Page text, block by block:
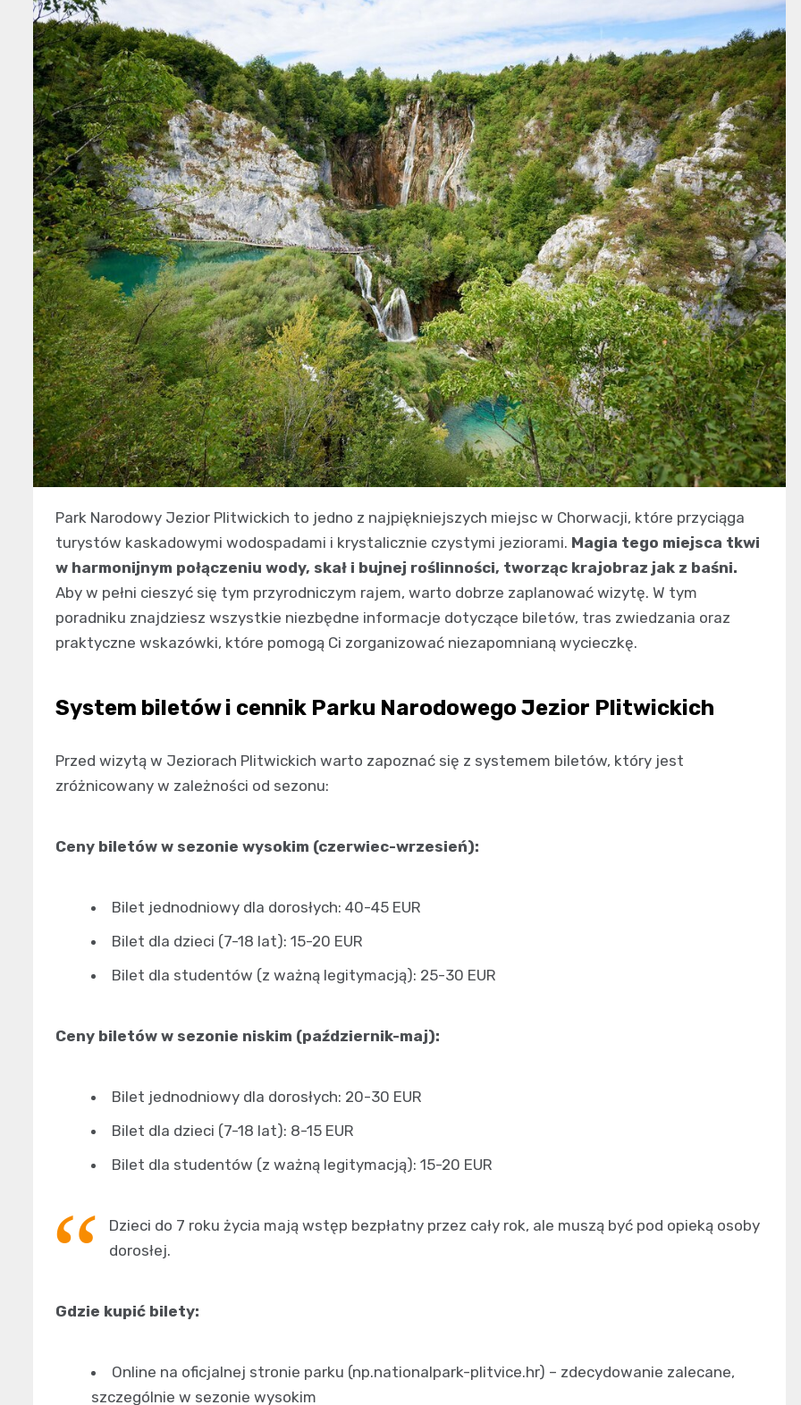
Park Narodowy Jezior Plitwickich to jedno z najpiękniejszych miejsc w Chorwacji, które przyciąga
turystów kaskadowymi wodospadami i krystalicznie czystymi jeziorami. Magia tego miejsca tkwi
w harmonijnym połączeniu wody, skał i bujnej roślinności, tworząc krajobraz jak z baśni.
Aby w pełni cieszyć się tym przyrodniczym rajem, warto dobrze zaplanować wizytę. W tym
poradniku znajdziesz wszystkie niezbędne informacje dotyczące biletów, tras zwiedzania oraz
praktyczne wskazówki, które pomogą Ci zorganizować niezapomnianą wycieczkę.
System biletów i cennik Parku Narodowego Jezior Plitwickich
Przed wizytą w Jeziorach Plitwickich warto zapoznać się z systemem biletów, który jest
zróżnicowany w zależności od sezonu:
Ceny biletów w sezonie wysokim (czerwiec-wrzesień):
Bilet jednodniowy dla dorosłych: 40-45 EUR
Bilet dla dzieci (7-18 lat): 15-20 EUR
Bilet dla studentów (z ważną legitymacją): 25-30 EUR
Ceny biletów w sezonie niskim (październik-maj):
Bilet jednodniowy dla dorosłych: 20-30 EUR
Bilet dla dzieci (7-18 lat): 8-15 EUR
Bilet dla studentów (z ważną legitymacją): 15-20 EUR
Dzieci do 7 roku życia mają wstęp bezpłatny przez cały rok, ale muszą być pod opieką osoby
dorosłej.
Gdzie kupić bilety:
Online na oficjalnej stronie parku (np.nationalpark-plitvice.hr) – zdecydowanie zalecane,
szczególnie w sezonie wysokim